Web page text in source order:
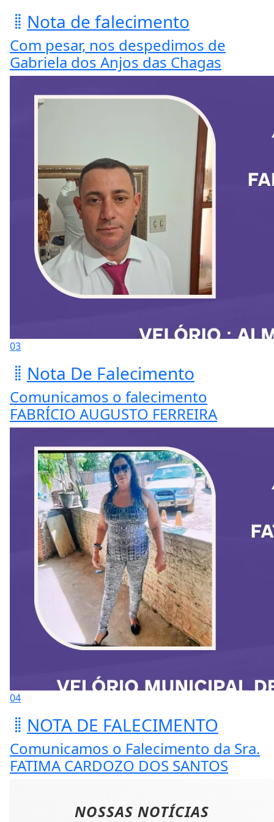
Nota de falecimento
Com pesar, nos despedimos de
Gabriela dos Anjos das Chagas
03
Nota De Falecimento
Comunicamos o falecimento
FABRÍCIO AUGUSTO FERREIRA
04
NOTA DE FALECIMENTO
Comunicamos o Falecimento da Sra.
FATIMA CARDOZO DOS SANTOS
NOSSAS NOTÍCIAS